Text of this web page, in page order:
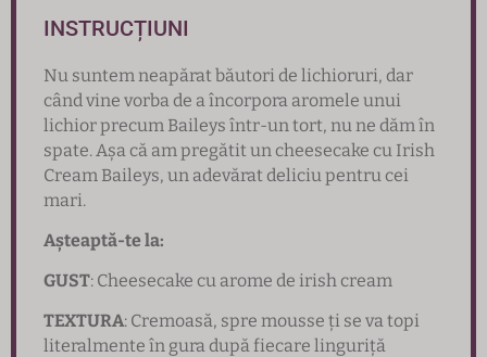
INSTRUCȚIUNI
Nu suntem neapărat băutori de lichioruri, dar
când vine vorba de a încorpora aromele unui
lichior precum Baileys într-un tort, nu ne dăm în
spate. Așa că am pregătit un cheesecake cu Irish
Cream Baileys, un adevărat deliciu pentru cei
mari.
Așteaptă-te la:
GUST: Cheesecake cu arome de irish cream
TEXTURA: Cremoasă, spre mousse ți se va topi
literalmente în gura după fiecare linguriță